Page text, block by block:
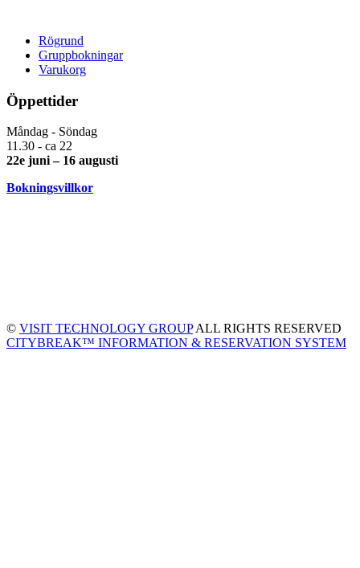
Rögrund
Gruppbokningar
Varukorg
Öppettider
Måndag - Söndag
11.30 - ca 22
22e juni – 16 augusti
Bokningsvillkor
© VISIT TECHNOLOGY GROUPALL RIGHTS RESERVED
CITYBREAK™ INFORMATION & RESERVATION SYSTEM